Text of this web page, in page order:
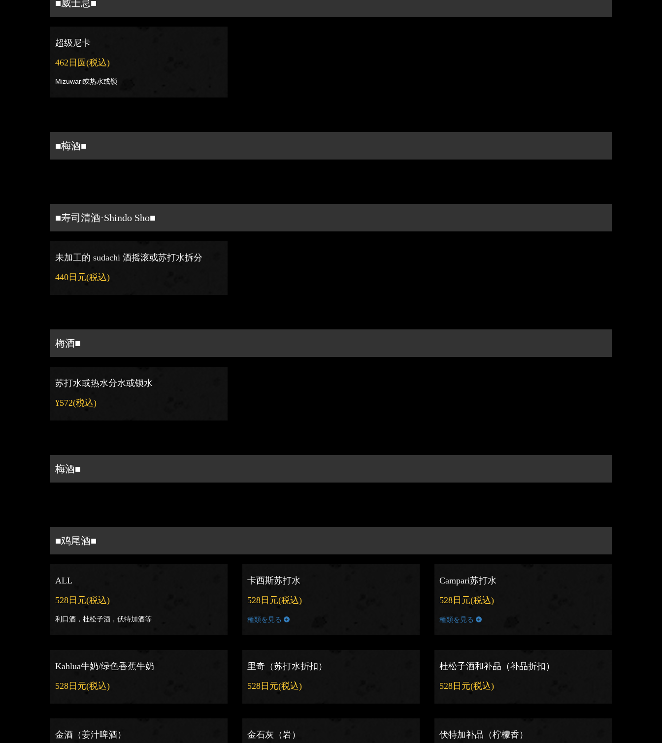
■威士忌■
超级尼卡
462日圆(税込)
Mizuwari或热水或锁
■梅酒■
■寿司清酒·Shindo Sho■
未加工的 sudachi 酒摇滚或苏打水拆分
440日元(税込)
梅酒■
苏打水或热水分水或锁水
¥572(税込)
梅酒■
■鸡尾酒■
ALL
528日元(税込)
利口酒，杜松子酒，伏特加酒等
卡西斯苏打水
528日元(税込)
種類を見る
Campari苏打水
528日元(税込)
種類を見る
Kahlua牛奶/绿色香蕉牛奶
528日元(税込)
里奇（苏打水折扣）
528日元(税込)
杜松子酒和补品（补品折扣）
528日元(税込)
金酒（姜汁啤酒） 金石灰（岩） 伏特加补品（柠檬香）